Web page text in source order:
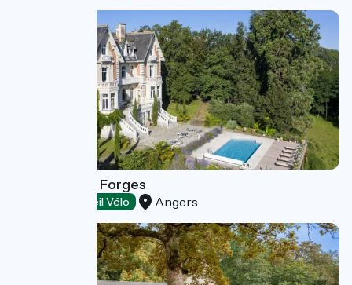
Château des Forges
Accueil Vélo Angers